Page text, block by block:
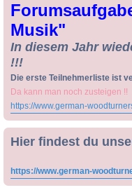
Musik"
In diesem Jahr
!!!
Die erste Teilnehmerliste ist
Da kann man noch zusteigen !!
https://www.german-
Hier findest du
https://www.german-